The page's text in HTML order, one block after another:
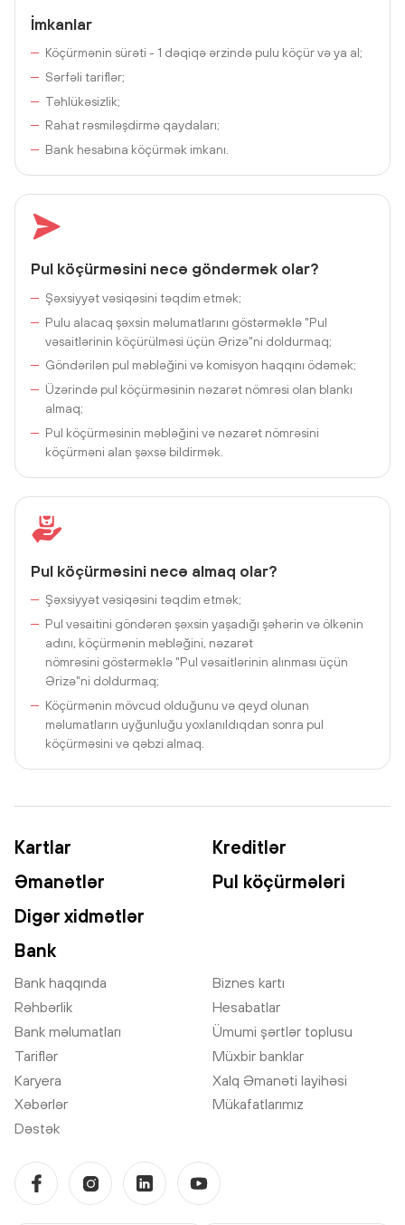
İmkanlar
Köçürmənin sürəti - 1 dəqiqə ərzində pulu köçür və ya al;
Sərfəli tariflər;
Təhlükəsizlik;
Rahat rəsmiləşdirmə qaydaları;
Bank hesabına köçürmək imkanı.
Pul köçürməsini necə göndərmək olar?
Şəxsiyyət vəsiqəsini təqdim etmək;
Pulu alacaq şəxsin məlumatlarını göstərməklə "Pul
vəsaitlərinin köçürülməsi üçün Ərizə"ni doldurmaq;
Göndərilən pul məbləğini və komisyon haqqını ödəmək;
Üzərində pul köçürməsinin nəzarət nömrəsi olan blankı
almaq;
Pul köçürməsinin məbləğini və nəzarət nömrəsini
köçürməni alan şəxsə bildirmək.
Pul köçürməsini necə almaq olar?
Şəxsiyyət vəsiqəsini təqdim etmək;
Pul vəsaitini göndərən şəxsin yaşadığı şəhərin və ölkənin
adını, köçürmənin məbləğini, nəzarət
nömrəsini göstərməklə "Pul vəsaitlərinin alınması üçün
Ərizə"ni doldurmaq;
Köçürmənin mövcud olduğunu və qeyd olunan
məlumatların uyğunluğu yoxlanıldıqdan sonra pul
köçürməsini və qəbzi almaq.
Kartlar
Kreditlər
Əmanətlər
Pul köçürmələri
Digər xidmətlər
Bank
Bank haqqında
Biznes kartı
Rəhbərlik
Hesabatlar
Bank məlumatları
Ümumi şərtlər toplusu
Tariflər
Müxbir banklar
Karyera
Xalq Əmanəti layihəsi
Xəbərlər
Mükafatlarımız
Dəstək